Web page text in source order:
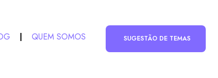
QUEM SOMOS SUGESTÃO DE TEMAS